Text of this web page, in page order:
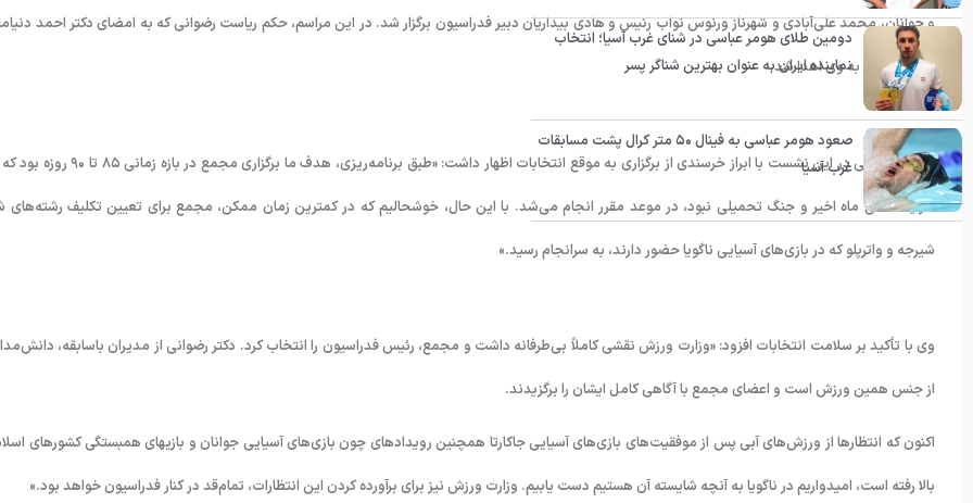
و جوانان، محمد علی‌آبادی و شهرناز ورنوس نواب رئیس و هادی بیداریان دبیر فدراسیون برگزار شد. در این مراسم، حکم ریاست رضوانی که به امضای دکتر احمد
رسیده است، به وی اهدا شد.
کامیار سلطانی در این نشست با ابراز خرسندی از برگزاری به موقع انتخابات اظهار داشت: «طبق برنامه‌ریزی، هدف ما برگزاری مجمع
شرایط خاص ماه اخیر و جنگ تحمیلی نبود، در موعد مقرر انجام می‌شد. با این حال، خوشحالیم که در کمترین زمان ممکن، مجمع برای تعیین تکلیف رشته‌های
شیرجه و واترپلو که در بازی‌های آسیایی ناگویا حضور دارند، به سرانجام رسید.»
وی با تأکید بر سلامت انتخابات افزود: «وزارت ورزش نقشی کاملاً بی‌طرفانه داشت و مجمع، رئیس فدراسیون را انتخاب کرد. دکتر رضوانی از مدیران باسابقه،
از جنس همین ورزش است و اعضای مجمع با آگاهی کامل ایشان را برگزیدند.
اکنون که انتظارها از ورزش‌های آبی پس از موفقیت‌های بازی‌های آسیایی جاکارتا همچنین رویدادهای چون بازی‌های آسیایی جوانان و بازیهای همبستگی کشورهای
بالا رفته است، امیدواریم در ناگویا به آنچه شایسته آن هستیم دست یابیم. وزارت ورزش نیز برای برآورده کردن این انتظارات، تمام‌قد در کنار فدراسیون خواهد بود.»
دومین طلای هومر عباسی در شنای غرب آسیا؛ انتخاب
نماینده ایران به عنوان بهترین شناگر پسر
صعود هومر عباسی به فینال ۵۰ متر کرال پشت مسابقات
غرب آسیا